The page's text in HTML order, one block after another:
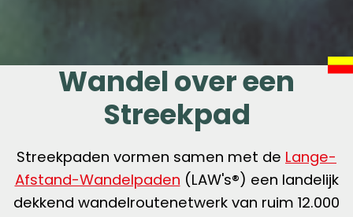
Wandel over een
Streekpad
Streekpaden vormen samen met de Lange-
Afstand-Wandelpaden (LAW's®) een landelijk
dekkend wandelroutenetwerk van ruim 12.000